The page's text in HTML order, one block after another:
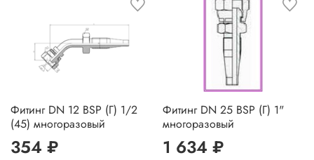
Фитинг DN 12 BSP (Г) 1/2
(45) многоразовый
354 ₽
Фитинг DN 25 BSP (Г) 1"
многоразовый
1 634 ₽